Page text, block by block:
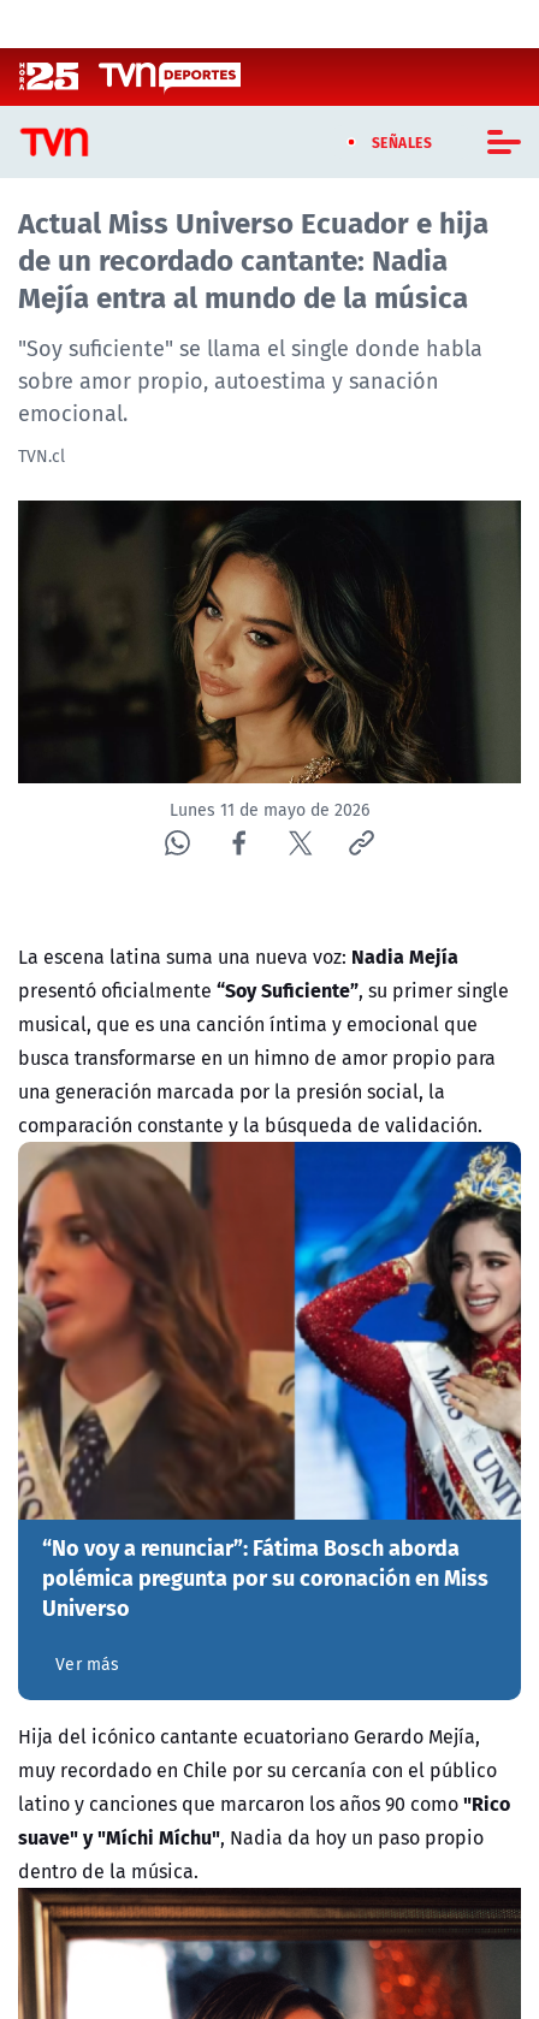
SEÑALES
CASTING MASTERCHEF CHILE
CASTING TVN VERTICAL
TVN VERTICAL
TVN PLAY
PROGRAMAS
TELESERIES
ACTUALIDAD Y TENDENCIAS
CORPORATIVO Y TRANSPARENCIA
CANAL DE DENUNCIAS
ÁREA DE PROYECTOS
Actual Miss Universo Ecuador e hija
de un recordado cantante: Nadia
Mejía entra al mundo de la música
"Soy suficiente" se llama el single donde habla
sobre amor propio, autoestima y sanación
emocional.
TVN.cl
Lunes 11 de mayo de 2026
La escena latina suma una nueva voz: Nadia Mejía
presentó oficialmente “Soy Suficiente”, su primer single
musical, que es una canción íntima y emocional que
busca transformarse en un himno de amor propio para
una generación marcada por la presión social, la
comparación constante y la búsqueda de validación.
“No voy a renunciar”: Fátima Bosch aborda
polémica pregunta por su coronación en Miss
Universo
Ver más
Hija del icónico cantante ecuatoriano Gerardo Mejía,
muy recordado en Chile por su cercanía con el público
latino y canciones que marcaron los años 90 como"Rico
suave" y "Míchi Míchu", Nadia da hoy un paso propio
dentro de la música.